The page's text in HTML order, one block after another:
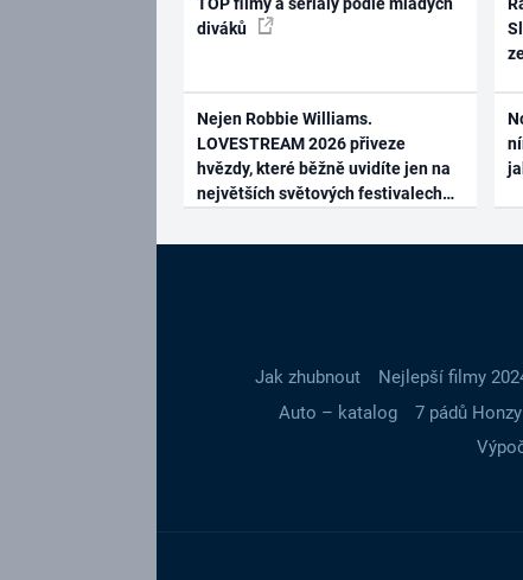
diváků
Nejen Robbie Williams.
LOVESTREAM 2026 přiveze
hvězdy, které běžně uvidíte jen na
největších světových festivalech
Jak zhubnout Nejlepší filmy
Auto – katalog
7 pádů